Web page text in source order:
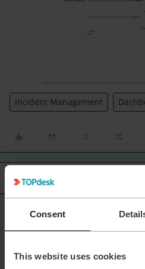
Consent
This website uses cookies
Incident Management
4 replies
Joost Oostindie
Een soortgelijke vraag is niet zo